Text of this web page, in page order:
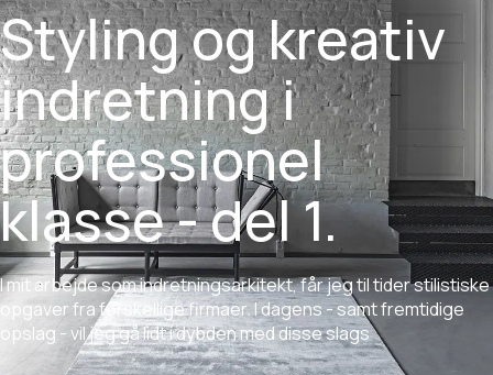
Stylingogkreativ
indretningi
professionel
klasse-del1.
Imitarbejdesomindretningsarkitekt,fårjegtiltiderstilistiske
opgaverfraforskelligefirmaer.Idagens -samtfremtidige
opslag -viljeggålidtidybdenmeddisseslags